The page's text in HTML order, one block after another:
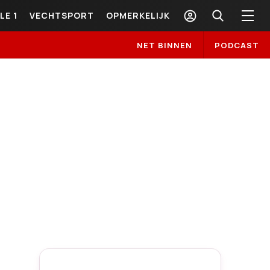
1 VECHTSPORT OPMERKELIJK
NET BINNEN PODCAST